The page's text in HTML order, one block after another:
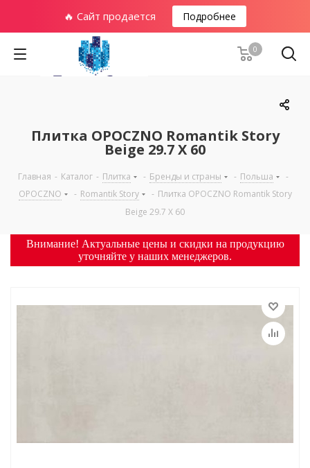
🔥 Сайт продается Подробнее
0
Плитка OPOCZNO Romantik Story
Beige 29.7 X 60
Главная - Каталог - Плитка - Бренды и страны - Польша
-
OPOCZNO
- Romantik Story - Плитка OPOCZNO Romantik Story
Beige 29.7 X 60
Внимание! Актуальные цены и скидки на продукцию
уточняйте у наших менеджеров.